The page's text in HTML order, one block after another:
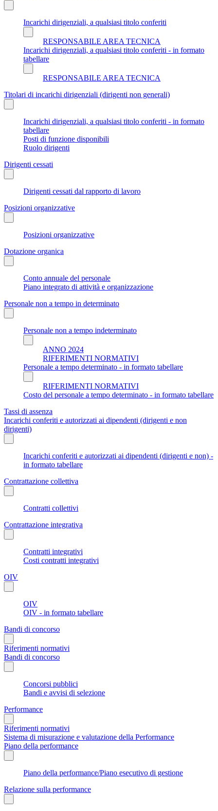
Incarichi dirigenziali, a qualsiasi titolo conferiti
RESPONSABILE AREA TECNICA
Incarichi dirigenziali, a qualsiasi titolo conferiti - in formato
tabellare
RESPONSABILE AREA TECNICA
Titolari di incarichi dirigenziali (dirigenti non generali)
Incarichi dirigenziali, a qualsiasi titolo conferiti - in formato
tabellare
Posti di funzione disponibili
Ruolo dirigenti
Dirigenti cessati
Dirigenti cessati dal rapporto di lavoro
Posizioni organizzative
Posizioni organizzative
Dotazione organica
Conto annuale del personale
Piano integrato di attività e organizzazione
Personale non a tempo in determinato
Personale non a tempo indeterminato
ANNO 2024
RIFERIMENTI NORMATIVI
Personale a tempo determinato - in formato tabellare
RIFERIMENTI NORMATIVI
Costo del personale a tempo determinato - in formato tabellare
Tassi di assenza
Incarichi conferiti e autorizzati ai dipendenti (dirigenti e non
dirigenti)
Incarichi conferiti e autorizzati ai dipendenti (dirigenti e non) -
in formato tabellare
Contrattazione collettiva
Contratti collettivi
Contrattazione integrativa
Contratti integrativi
Costi contratti integrativi
OIV
OIV
OIV - in formato tabellare
Bandi di concorso
Riferimenti normativi
Bandi di concorso
Concorsi pubblici
Bandi e avvisi di selezione
Performance
Riferimenti normativi
Sistema di misurazione e valutazione della Performance
Piano della performance
Piano della performance/Piano esecutivo di gestione
Relazione sulla performance